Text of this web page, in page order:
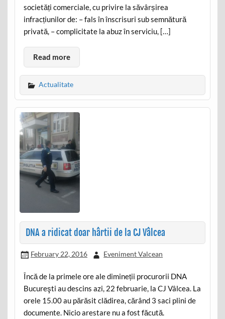
societăți comerciale, cu privire la săvârșirea
infracțiunilor de: – fals în înscrisuri sub semnătură
privată, – complicitate la abuz în serviciu, […]
Read more
Actualitate
DNA a ridicat doar hârtii de la CJ Vâlcea
February 22, 2016 Eveniment Valcean
Încă de la primele ore ale dimineții procurorii DNA
Bucureşti au descins azi, 22 februarie, la CJ Vâlcea. La
orele 15.00 au părăsit clădirea, cărând 3 saci plini de
documente. Nicio arestare nu a fost făcută.